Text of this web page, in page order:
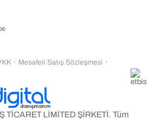
TİCARET LİMİTED ŞİRKETİ. Tüm
・ Mesafeli Satış Sözleşmesi ・